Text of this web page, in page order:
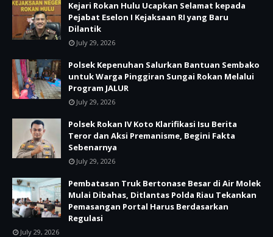
Kejari Rokan Hulu Ucapkan Selamat kepada
Pejabat Eselon I Kejaksaan RI yang Baru
Dilantik
July 29, 2026
Polsek Kepenuhan Salurkan Bantuan Sembako
untuk Warga Pinggiran Sungai Rokan Melalui
Program JALUR
July 29, 2026
Polsek Rokan IV Koto Klarifikasi Isu Berita
Teror dan Aksi Premanisme, Begini Fakta
Sebenarnya
July 29, 2026
Pembatasan Truk Bertonase Besar di Air Molek
Mulai Dibahas, Ditlantas Polda Riau Tekankan
Pemasangan Portal Harus Berdasarkan
Regulasi
July 29, 2026